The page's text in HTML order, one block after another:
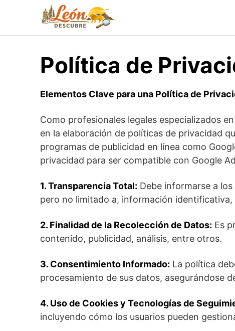
Política de
Elementos Clave para una Política de
Como profesionales legales especializados
en la elaboración de políticas de privacidad
programas de publicidad en línea como
privacidad para ser compatible con Google
1. Transparencia Total: Debe informarse a
pero no limitado a, información
2. Finalidad de la Recolección de Datos: Es
contenido, publicidad, análisis, entre otros.
3. Consentimiento Informado: La política
procesamiento de sus datos, asegurándose
4. Uso de Cookies y Tecnologías de
incluyendo cómo los usuarios pueden